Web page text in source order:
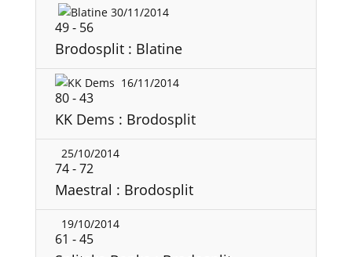
30/11/2014
49- 56
Brodosplit : Blatine
16/11/2014
80-43
KK Dems : Brodosplit
25/10/2014
74-72
Maestral : Brodosplit
19/10/2014
61 -45